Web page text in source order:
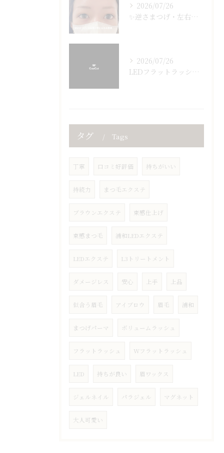
2026/07/26
✨逆さまつげ・左右差でお悩みの方必見✨
2026/07/26
LEDフラットラッシュ160本🤎
タグ Tags
丁寧 口コミ好評価 持ちがいい
持続力 まつ毛エクステ
ブラウンエクステ 束感仕上げ
束感まつ毛 浦和LEDエクステ
LEDエクステ L3トリートメント
ダメージレス 安心 上手 上品
似合う眉毛 アイブロウ 眉毛 浦和
まつげパーマ ボリュームラッシュ
フラットラッシュ Wフラットラッシュ
LED 持ちが良い 眉ワックス
ジェルネイル パラジェル マグネット
大人可愛い